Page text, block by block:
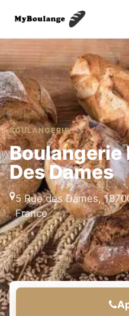
BOULANGERIE
Boulangerie
Des Dames
5 Rue des Dames,
France